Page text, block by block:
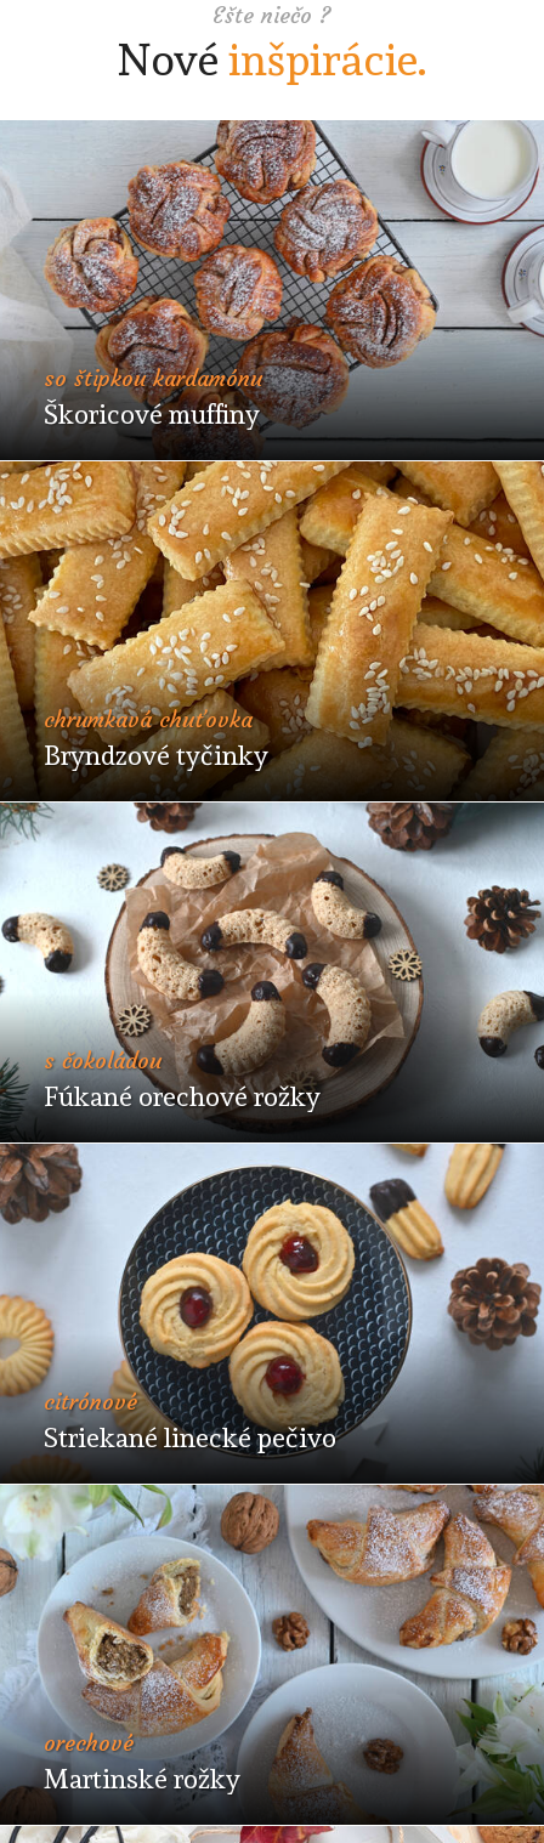
Ešte niečo ?
Nové inšpirácie.
so štipkou kardamónu
Škoricové muffiny
chrumkavá chuťovka
Bryndzové tyčinky
s čokoládou
Fúkané orechové rožky
citrónové
Striekané linecké pečivo
orechové
Martinské rožky